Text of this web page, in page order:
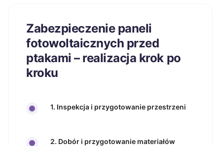
Zabezpieczenie paneli
fotowoltaicznych przed
ptakami – realizacja krok po
kroku
1. Inspekcja i przygotowanie przestrzeni
2. Dobór i przygotowanie materiałów